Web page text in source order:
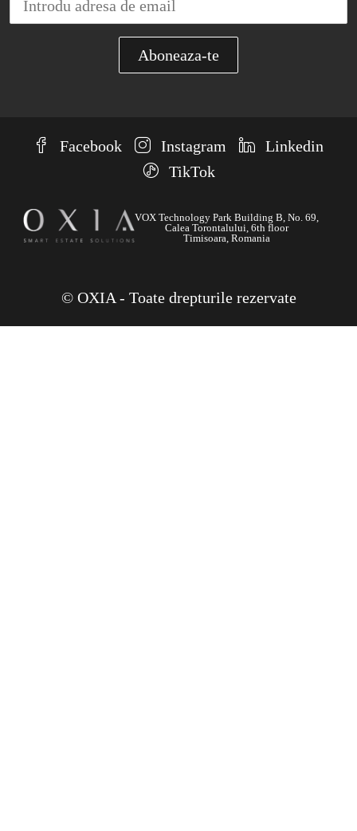
Facebook Instagram
Linkedin
TikTok
VOX Technology Park Building B, No. 69,
Calea Torontalului, 6th floor
Timisoara, Romania
© OXIA - Toate drepturile rezervate